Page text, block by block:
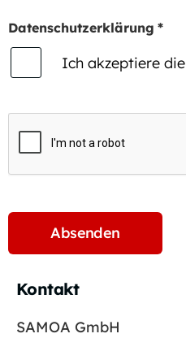
Datenschutzerklärung *
Ich akzeptiere die
Kontakt
SAMOA GmbH